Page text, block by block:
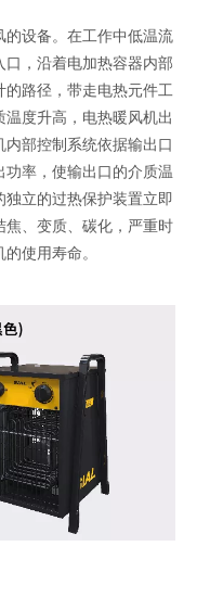
的设备。在工作中低温流
，沿着电加热容器内部
的路径，带走电热元件工
度升高，电热暖风机出
部控制系统依据输出口
率，使输出口的介质温
立的过热保护装置立即
焦、变质、碳化，严重时
使用寿命。